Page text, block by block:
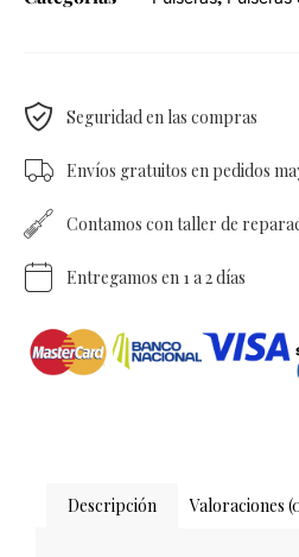
Seguridad en las compras
Envíos gratuitos en pedidos
Contamos con taller de
Entregamos en 1 a 2 días
Descripción Valoraciones